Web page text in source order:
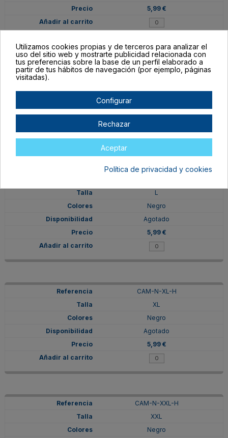
5,99 €
CAM-N-M-H
Agotado
L
Negro
Agotado
5,99 €
CAM-N-XL-H
XL
Negro
Agotado
5,99 €
CAM-N-XXL-H
XXL
Negro
Utilizamos cookies propias y de terceros para analizar el
uso del sitio web y mostrarte publicidad relacionada con
tus preferencias sobre la base de un perfil elaborado a
partir de tus hábitos de navegación (por ejemplo, páginas
visitadas).
Configurar
Rechazar
Aceptar
Política de privacidad y cookies